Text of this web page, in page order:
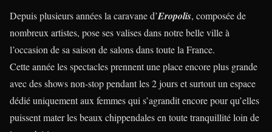
Depuis plusieurs années la caravane d’Eropolis, composée de
nombreux artistes, pose ses valises dans notre belle ville à
l’occasion de sa saison de salons dans toute la France.
Cette année les spectacles prennent une place encore plus grande
avec des shows non-stop pendant les 2 jours et surtout un espace
dédié uniquement aux femmes qui s’agrandit encore pour qu’elles
puissent mater les beaux chippendales en toute tranquillité loin de